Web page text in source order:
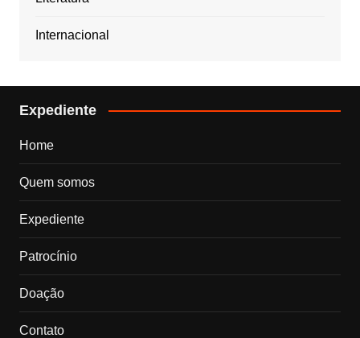
Internacional
Expediente
Home
Quem somos
Expediente
Patrocínio
Doação
Contato